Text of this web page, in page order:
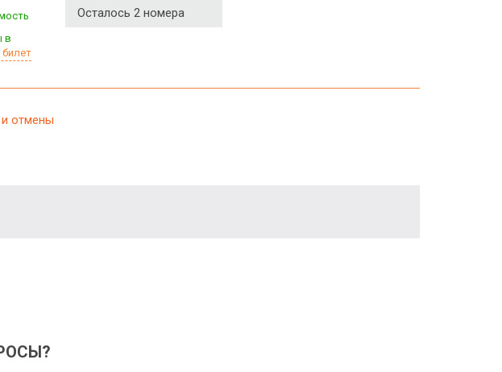
в
Осталось 2 номера
отмены